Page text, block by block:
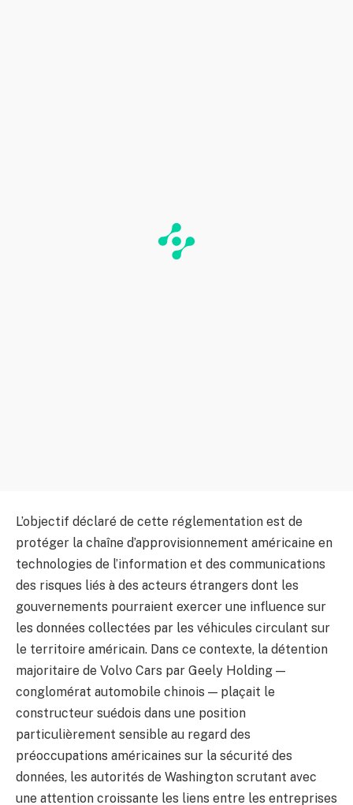
L’objectif déclaré de cette réglementation est de
protéger la chaîne d’approvisionnement américaine en
technologies de l’information et des communications
des risques liés à des acteurs étrangers dont les
gouvernements pourraient exercer une influence sur
les données collectées par les véhicules circulant sur
le territoire américain. Dans ce contexte, la détention
majoritaire de Volvo Cars par Geely Holding —
conglomérat automobile chinois — plaçait le
constructeur suédois dans une position
particulièrement sensible au regard des
préoccupations américaines sur la sécurité des
données, les autorités de Washington scrutant avec
une attention croissante les liens entre les entreprises